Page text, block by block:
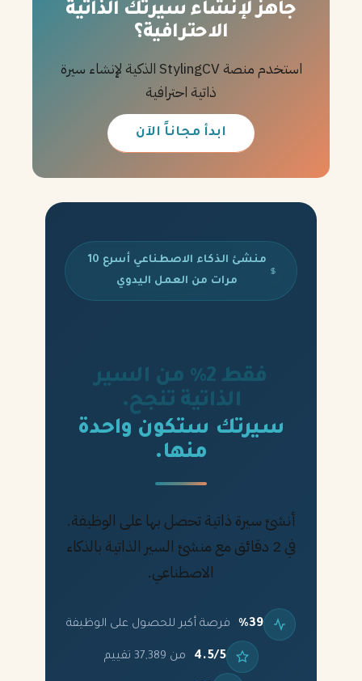
جاهز لإنشاء سيرتك الذاتية
الاحترافية؟
استخدم منصة StylingCV الذكية لإنشاء سيرة
ذاتية احترافية
ابدأ مجاناً الآن
منشئ الذكاء الاصطناعي أسرع 10
مرات من العمل اليدوي
فقط 2% من السير
الذاتية تنجح.
سيرتك ستكون واحدة
منها.
أنشئ سيرة ذاتية تحصل بها على الوظيفة.
في 2 دقائق مع منشئ السير الذاتية بالذكاء
الاصطناعي.
%39 فرصة أكبر للحصول على الوظيفة
4.5/5 من 37,389 تقييم